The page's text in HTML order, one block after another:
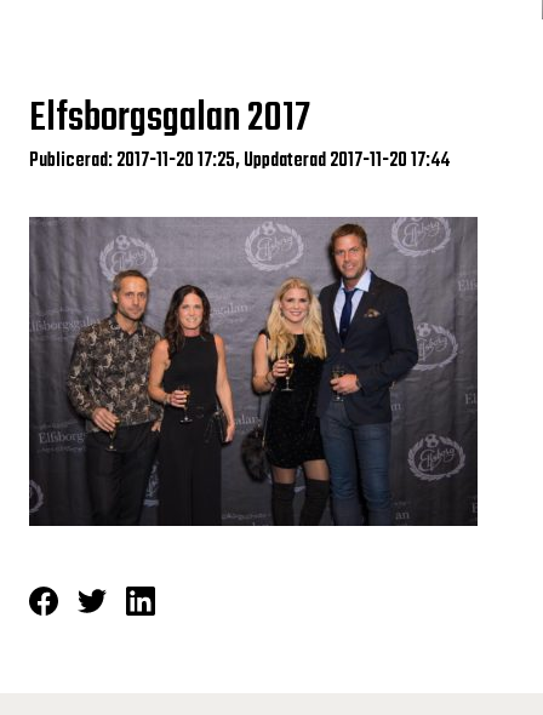
Elfsborgsgalan 2017
Publicerad: 2017-11-20 17:25, Uppdaterad 2017-11-20 17:44